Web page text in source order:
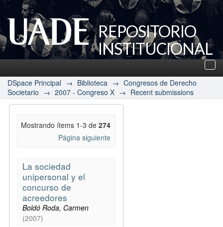
REPOSITORIO
INSTITUCIONAL
UADE
DSpace Principal → Biblioteca → Congresos de Derecho
Societario → 2007 - Congreso X → Recent submissions
Mostrando ítems 1-3 de 274
Página siguiente
La sociedad
unipersonal y el
concurso de
acreedores
Boldó Roda, Carmen
(2007)